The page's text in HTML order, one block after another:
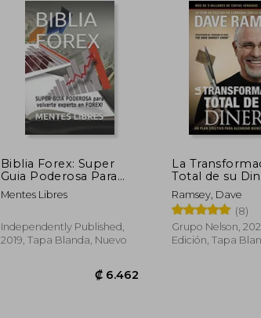
Biblia Forex: Super
Guia Poderosa Para
Volverte Experto en
Forex!
Mentes Libres
Independently Published,
2019, Tapa Blanda, Nuevo
La
Total de su
Edición Clásica:
Plan Efectivo
Alcanzar
Financiero
Ramsey, Dave
(8)
Grupo Nelson,
Edición, Tapa